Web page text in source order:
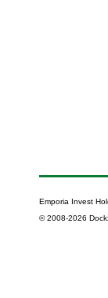
Emporia Invest
© 2008-2026